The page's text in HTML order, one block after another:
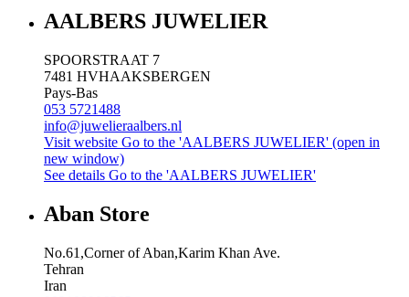
AALBERS JUWELIER
SPOORSTRAAT 7
7481 HVHAAKSBERGEN
Pays-Bas
053 5721488
info@juwelieraalbers.nl
Visit website Go to the 'AALBERS JUWELIER' (open in
new window)
See details Go to the 'AALBERS JUWELIER'
Aban Store
No.61,Corner of Aban,Karim Khan Ave.
Tehran
Iran